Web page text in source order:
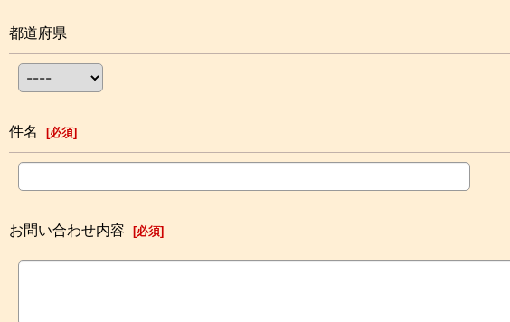
都道府県
件名 [必須]
お問い合わせ内容 [必須]